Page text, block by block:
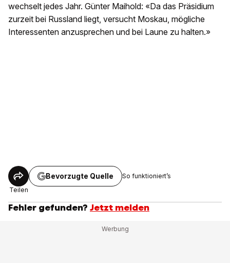
wechselt jedes Jahr. Günter Maihold: «Da das Präsidium
zurzeit bei Russland liegt, versucht Moskau, mögliche
Interessenten anzusprechen und bei Laune zu halten.»
Teilen
Bevorzugte Quelle So funktioniert’s
Fehler gefunden? Jetzt melden